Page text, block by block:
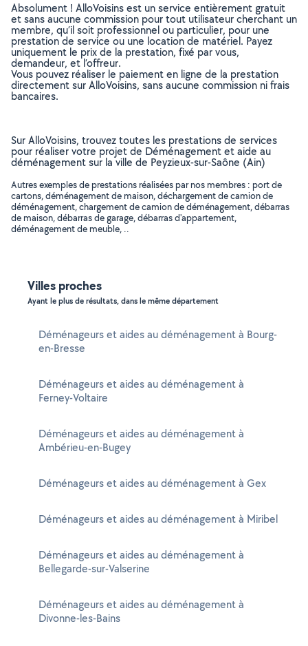
Absolument ! AlloVoisins est un service entièrement gratuit
et sans aucune commission pour tout utilisateur cherchant un
membre, qu’il soit professionnel ou particulier, pour une
prestation de service ou une location de matériel. Payez
uniquement le prix de la prestation, fixé par vous,
demandeur, et l’offreur.
Vous pouvez réaliser le paiement en ligne de la prestation
directement sur AlloVoisins, sans aucune commission ni frais
bancaires.
Sur AlloVoisins, trouvez toutes les prestations de services
pour réaliser votre projet de Déménagement et aide au
déménagement sur la ville de Peyzieux-sur-Saône (Ain)
Autres exemples de prestations réalisées par nos membres : port de
cartons, déménagement de maison, déchargement de camion de
déménagement, chargement de camion de déménagement, débarras
de maison, débarras de garage, débarras d'appartement,
déménagement de meuble, ..
Villes proches
Ayant le plus de résultats, dans le même département
Déménageurs et aides au déménagement à Bourg-
en-Bresse
Déménageurs et aides au déménagement à
Ferney-Voltaire
Déménageurs et aides au déménagement à
Ambérieu-en-Bugey
Déménageurs et aides au déménagement à Gex
Déménageurs et aides au déménagement à Miribel
Déménageurs et aides au déménagement à
Bellegarde-sur-Valserine
Déménageurs et aides au déménagement à
Divonne-les-Bains